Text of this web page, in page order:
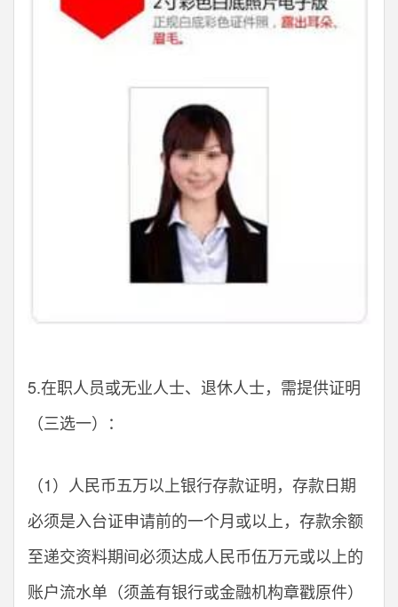
5.在职人员或无业人士、退休人士，需提供证明
（三选一）：
（1）人民币五万以上银行存款证明，存款日期
必须是入台证申请前的一个月或以上，存款余额
至递交资料期间必须达成人民币伍万元或以上的
账户流水单（须盖有银行或金融机构章戳原件）